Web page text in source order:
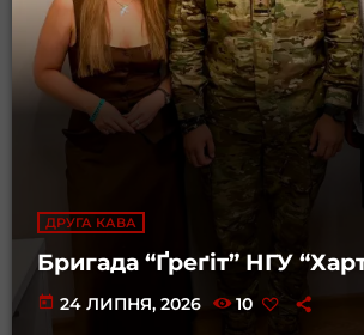
ДРУГА КАВА
Бригада “Ґреґіт” НГУ
today 24 ЛИПНЯ, 2026 10